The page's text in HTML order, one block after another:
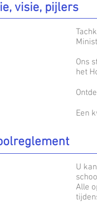
visie, pijlers
Ons
het
Een
U
Alle